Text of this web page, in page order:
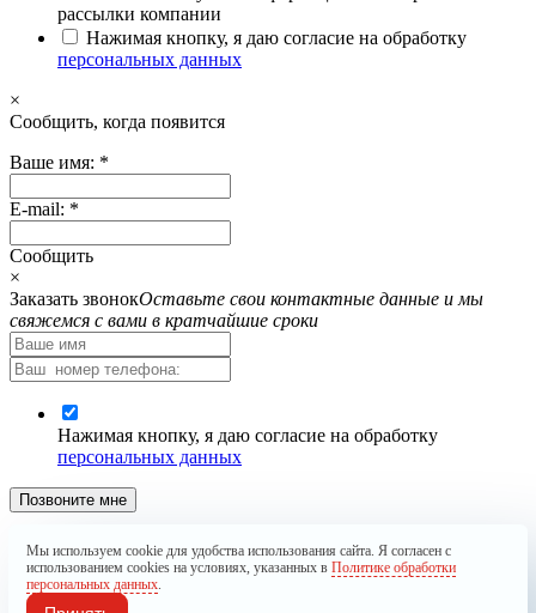
рассылки компании
Нажимая кнопку, я даю согласие на обработку
персональных данных
×
Cообщить, когда появится
Ваше имя: *
E-mail: *
Cообщить
×
Заказать звонокОставьте свои контактные данные и мы
свяжемся с вами в кратчайшие сроки
Нажимая кнопку, я даю согласие на обработку
персональных данных
Позвоните мне
Запрос отправлен. Мы обязательно Вам перезвоним.
Мы используем cookie для удобства использования сайта. Я согласен с
использованием cookies на условиях, указанных вПолитике обработки
персональных данных.